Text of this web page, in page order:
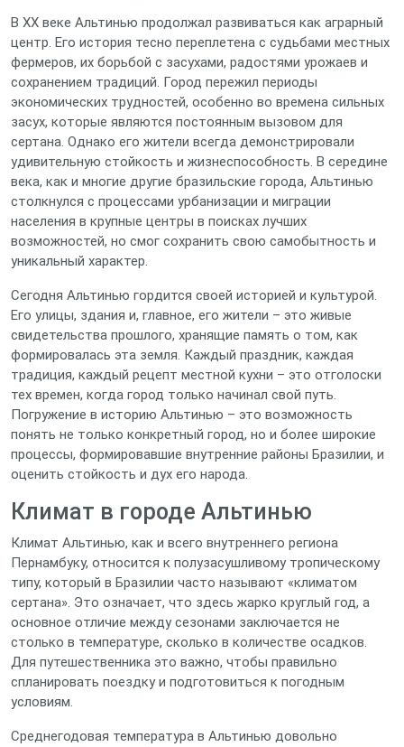
В XX веке Альтинью продолжал развиваться как аграрный
центр. Его история тесно переплетена с судьбами местных
фермеров, их борьбой с засухами, радостями урожаев и
сохранением традиций. Город пережил периоды
экономических трудностей, особенно во времена сильных
засух, которые являются постоянным вызовом для
сертана. Однако его жители всегда демонстрировали
удивительную стойкость и жизнеспособность. В середине
века, как и многие другие бразильские города, Альтинью
столкнулся с процессами урбанизации и миграции
населения в крупные центры в поисках лучших
возможностей, но смог сохранить свою самобытность и
уникальный характер.
Сегодня Альтинью гордится своей историей и культурой.
Его улицы, здания и, главное, его жители – это живые
свидетельства прошлого, хранящие память о том, как
формировалась эта земля. Каждый праздник, каждая
традиция, каждый рецепт местной кухни – это отголоски
тех времен, когда город только начинал свой путь.
Погружение в историю Альтинью – это возможность
понять не только конкретный город, но и более широкие
процессы, формировавшие внутренние районы Бразилии, и
оценить стойкость и дух его народа.
Климат в городе Альтинью
Климат Альтинью, как и всего внутреннего региона
Пернамбуку, относится к полузасушливому тропическому
типу, который в Бразилии часто называют «климатом
сертана». Это означает, что здесь жарко круглый год, а
основное отличие между сезонами заключается не
столько в температуре, сколько в количестве осадков.
Для путешественника это важно, чтобы правильно
спланировать поездку и подготовиться к погодным
условиям.
Среднегодовая температура в Альтинью довольно